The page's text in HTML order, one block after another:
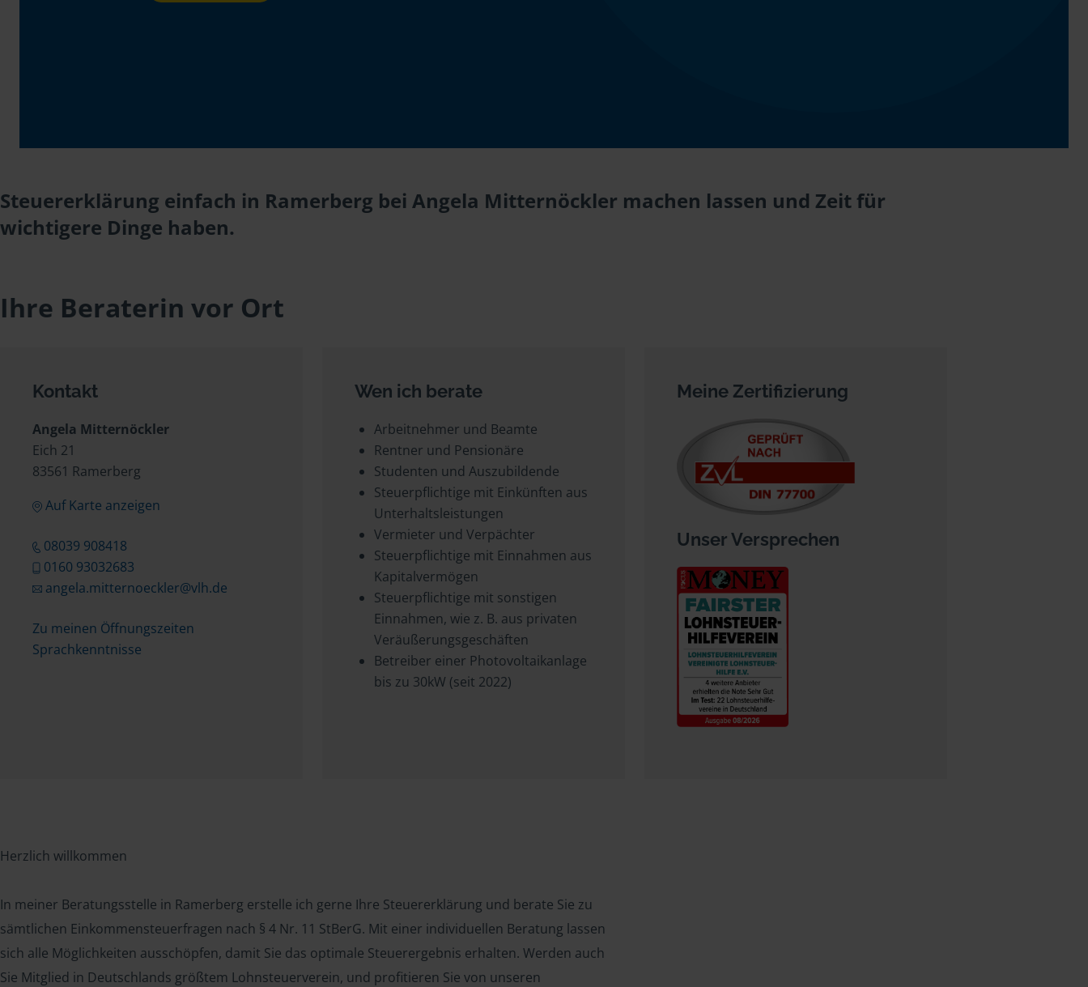
Steuererklärung einfach in Ramerberg bei Angela Mitternöckler machen lassen und Zeit für
wichtigere Dinge haben.
Ihre Beraterin vor Ort
Kontakt
Angela Mitternöckler
Eich 21
83561 Ramerberg
Auf Karte anzeigen
08039 908418
0160 93032683
angela.mitternoeckler@vlh.de
Zu meinen Öffnungszeiten
Sprachkenntnisse
Wen ich berate
Arbeitnehmer und Beamte
Rentner und Pensionäre
Studenten und Auszubildende
Steuerpflichtige mit Einkünften aus
Unterhaltsleistungen
Vermieter und Verpächter
Steuerpflichtige mit Einnahmen aus
Kapitalvermögen
Steuerpflichtige mit sonstigen
Einnahmen, wie z. B. aus privaten
Veräußerungsgeschäften
Betreiber einer Photovoltaikanlage
bis zu 30kW (seit 2022)
Meine Zertifizierung
Unser Versprechen
Herzlich willkommen
In meiner Beratungsstelle in Ramerberg erstelle ich gerne Ihre Steuererklärung und berate Sie zu
sämtlichen Einkommensteuerfragen nach § 4 Nr. 11 StBerG. Mit einer individuellen Beratung lassen
sich alle Möglichkeiten ausschöpfen, damit Sie das optimale Steuerergebnis erhalten. Werden auch
Sie Mitglied in Deutschlands größtem Lohnsteuerverein, und profitieren Sie von unseren